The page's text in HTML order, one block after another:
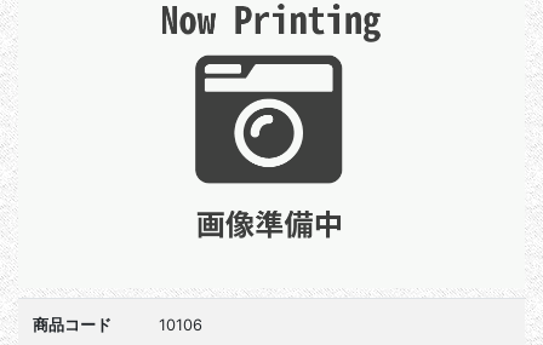
商品コード 10106